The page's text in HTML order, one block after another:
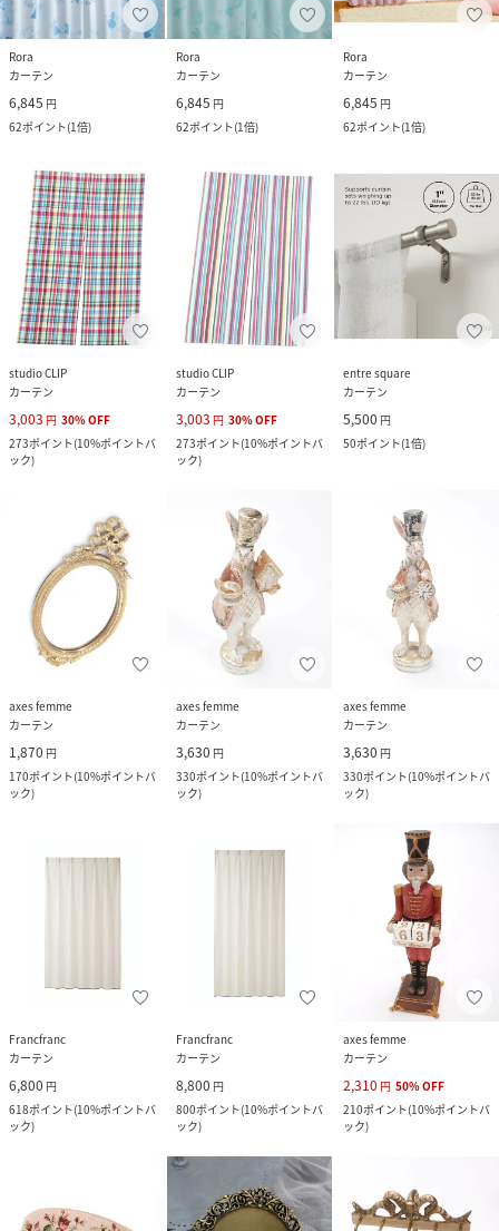
Rora
カーテン
6,845 円
62ポイント(1倍)
Rora
カーテン
6,845 円
62ポイント(1倍)
Rora
カーテン
6,845 円
62ポイント(1倍)
studio CLIP
カーテン
3,003 円 30%OFF
273ポイント(10%ポイントバ
ック)
studio CLIP
カーテン
3,003 円 30%OFF
273ポイント(10%ポイントバ
ック)
entre square
カーテン
5,500 円
50ポイント(1倍)
axes femme
カーテン
1,870 円
170ポイント(10%ポイントバ
ック)
axes femme
カーテン
3,630 円
330ポイント(10%ポイントバ
ック)
axes femme
カーテン
3,630 円
330ポイント(10%ポイントバ
ック)
Francfranc
カーテン
6,800 円
618ポイント(10%ポイントバ
ック)
Francfranc
カーテン
8,800 円
800ポイント(10%ポイントバ
ック)
axes femme
カーテン
2,310 円 50%OFF
210ポイント(10%ポイントバ
ック)